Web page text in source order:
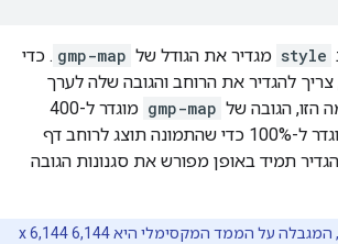
style מגדיר את הגודל של gmp-map . כדי
להגדיר את הרוחב והגובה שלה לערך
gmp-map
מוגדר ל-400
פיקסלים, והרוחב מוגדר ל-100% כדי שהתמונה תוצג לרוחב דף
תמיד באופן מפורש את סגנונות הגובה
במפות רסטר, המגבלה על הממד המקסימלי היא 6,144 x 6,144